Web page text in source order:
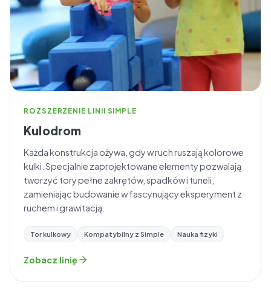
ROZSZERZENIE LINII SIMPLE
Kulodrom
Każda konstrukcja ożywa, gdy w ruch ruszają kolorowe
kulki. Specjalnie zaprojektowane elementy pozwalają
tworzyć tory pełne zakrętów, spadków i tuneli,
zamieniając budowanie w fascynujący eksperyment z
ruchem i grawitacją.
Tor kulkowy Kompatybilny z Simple Nauka fizyki
Zobacz linię